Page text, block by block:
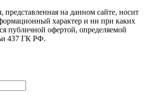
на данном сайте, носит
характер и ни при каких
публичной офертой, определяемой
437 ГК РФ.